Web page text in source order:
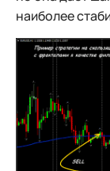
наиболее